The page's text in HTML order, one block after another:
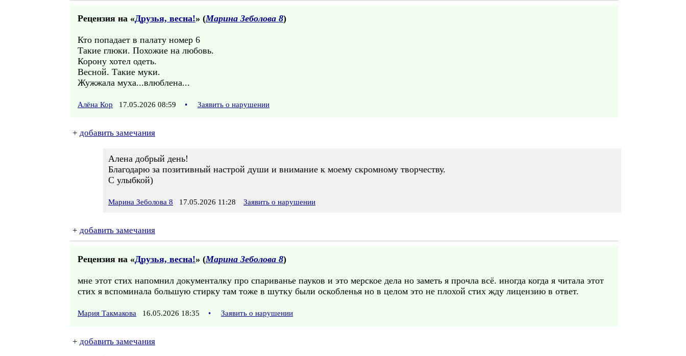
Рецензия на «Друзья, весна!» (Марина Зеболова 8)
Кто попадает в палату номер 6
Такие глюки. Похожие на любовь.
Корону хотел одеть.
Весной. Такие муки.
Жужжала муха...влюблена...
Алёна Кор 17.05.2026 08:59 • Заявить о нарушении
+ добавить замечания
Алена добрый день!
Благодарю за позитивный настрой души и внимание к моему скромному творчеству.
С улыбкой)
Марина Зеболова 8 17.05.2026 11:28 Заявить о нарушении
+ добавить замечания
Рецензия на «Друзья, весна!» (Марина Зеболова 8)
мне этот стих напомнил документалку про спариванье пауков и это мерское дела но заметь я прочла всё. иногда когда я читала этот
стих я вспоминала большую стирку там тоже в шутку были оскобленья но в целом это не плохой стих жду лицензию в ответ.
Мария Такмакова 16.05.2026 18:35 • Заявить о нарушении
+ добавить замечания